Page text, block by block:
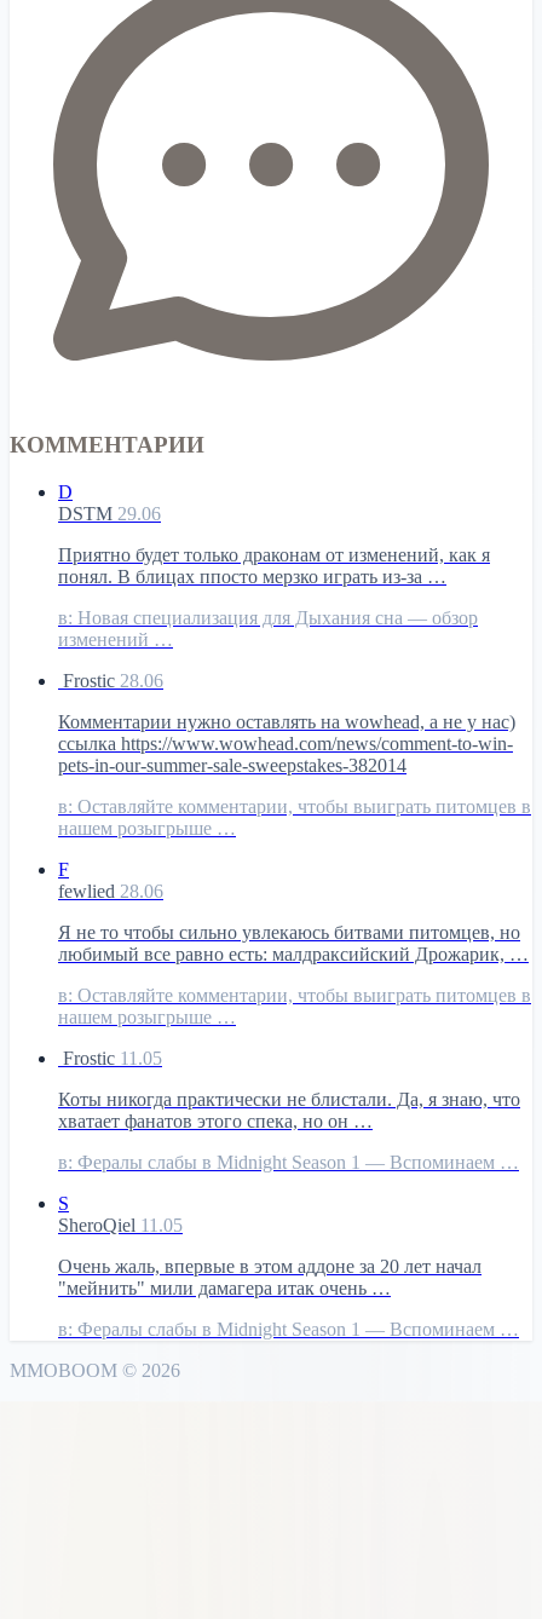
КОММЕНТАРИИ
D
DSTM 29.06
Приятно будет только драконам от изменений, как я
понял. В блицах ппосто мерзко играть из-за …
в: Новая специализация для Дыхания сна — обзор
изменений …
Frostic 28.06
Комментарии нужно оставлять на wowhead, а не у нас)
ссылка https://www.wowhead.com/news/comment-to-win-
pets-in-our-summer-sale-sweepstakes-382014
в: Оставляйте комментарии, чтобы выиграть питомцев в
нашем розыгрыше …
F
fewlied 28.06
Я не то чтобы сильно увлекаюсь битвами питомцев, но
любимый все равно есть: малдраксийский Дрожарик, …
в: Оставляйте комментарии, чтобы выиграть питомцев в
нашем розыгрыше …
Frostic 11.05
Коты никогда практически не блистали. Да, я знаю, что
хватает фанатов этого спека, но он …
в: Фералы слабы в Midnight Season 1 — Вспоминаем …
S
SheroQiel 11.05
Очень жаль, впервые в этом аддоне за 20 лет начал
"мейнить" мили дамагера итак очень …
в: Фералы слабы в Midnight Season 1 — Вспоминаем …
MMOBOOM © 2026